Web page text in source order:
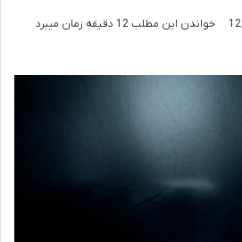
خواندن این مطلب 12 دقیقه زمان میبرد